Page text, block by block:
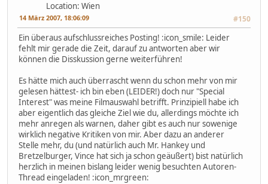
Location: Wien
14 März 2007, 18:06:09 #150
Ein überaus aufschlussreiches Posting! :icon_smile: Leider
fehlt mir gerade die Zeit, darauf zu antworten aber wir
können die Disskussion gerne weiterführen!
Es hätte mich auch überrascht wenn du schon mehr von mir
gelesen hättest- ich bin eben (LEIDER!) doch nur "Special
Interest" was meine Filmauswahl betrifft. Prinzipiell habe ich
aber eigentlich das gleiche Ziel wie du, allerdings möchte ich
mehr anregen als warnen, daher gibt es auch nur sowenige
wirklich negative Kritiken von mir. Aber dazu an anderer
Stelle mehr, du (und natürlich auch Mr. Hankey und
Bretzelburger, Vince hat sich ja schon geäußert) bist natürlich
herzlich in meinen bislang leider wenig besuchten Autoren-
Thread eingeladen! :icon_mrgreen: